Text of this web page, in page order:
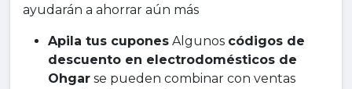
ayudarán a ahorrar aún más
Apila tus cupones Algunos códigos de
descuento en electrodomésticos de
Ohgar se pueden combinar con ventas